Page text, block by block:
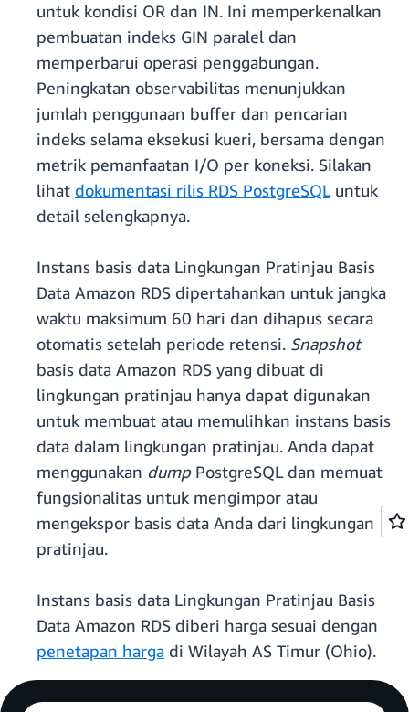
untuk kondisi OR dan IN. Ini memperkenalkan
pembuatan indeks GIN paralel dan
memperbarui operasi penggabungan.
Peningkatan observabilitas menunjukkan
jumlah penggunaan buffer dan pencarian
indeks selama eksekusi kueri, bersama dengan
metrik pemanfaatan I/O per koneksi. Silakan
lihat dokumentasi rilis RDS PostgreSQLuntuk
detail selengkapnya.
Instans basis data Lingkungan Pratinjau Basis
Data Amazon RDS dipertahankan untuk jangka
waktu maksimum 60 hari dan dihapus secara
otomatis setelah periode retensi. Snapshot
basis data Amazon RDS yang dibuat di
lingkungan pratinjau hanya dapat digunakan
untuk membuat atau memulihkan instans basis
data dalam lingkungan pratinjau. Anda dapat
menggunakan dumpPostgreSQL dan memuat
fungsionalitas untuk mengimpor atau
mengekspor basis data Anda dari lingkungan
pratinjau.
Instans basis data Lingkungan Pratinjau Basis
Data Amazon RDS diberi harga sesuai dengan
penetapan harga di Wilayah AS Timur (Ohio).